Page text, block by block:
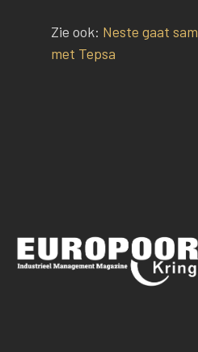
Zie ook: Neste gaat
met Tepsa